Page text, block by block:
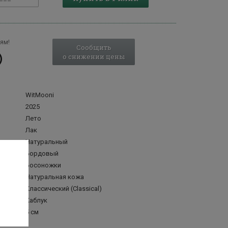
Сообщить
о снижении цены
WitMooni
2025
Лето
Лак
Натуральный
Бордовый
Босоножки
Натуральная кожа
Классический (Classical)
Каблук
5 см